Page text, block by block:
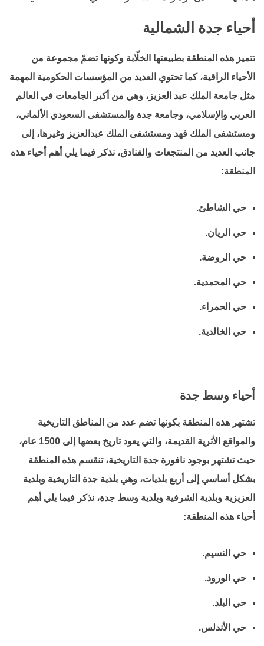
أحياء جدة الشمالية
تتميز هذه المنطقة بطبيعتها الخلّابة وكونها تضمّ مجموعة من
الأحياء الراقية، كما تحتوي العديد من المؤسسات الحكومية المهمة
مثل جامعة الملك عبد العزيز، وهي من أكبر الجامعات في العالم
العربي والإسلامي، وجامعة جدة والمستشفى السعودي الألماني،
ومستشفى الملك فهد ومستشفى الملك عبدالعزيز وغيرها، إلى
جانب العديد من المنتجعات والفنادق، نذكر فيما يلي أهم أحياء هذه
المنطقة:
حي الشاطئ.
حي الريان.
حي الروضة.
حي المحمدية.
حي الحمراء.
حي الخالدية.
أحياء وسط جدة
تشتهر هذه المنطقة بكونها تضم عدد من المناطق التاريخية
والمواقع الأثرية القديمة، والتي يعود تاريخ بعضها إلى 1500 عام،
حيث تشتهر بوجود نافورة جدة التاريخية، تنقسم هذه المنطقة
بشكل أساسي إلى أربع بلديات، وهي بلدية جدة التاريخية وبلدية
العزيزية وبلدية الشرفية وبلدية وسط جدة، نذكر فيما يلي أهم
أحياء هذه المنطقة:
حي النسيم.
حي الورود.
حي البلد.
حي الأندلس.